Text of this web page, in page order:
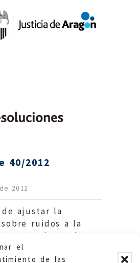
el
de las
40/2012
2012
ajustar la
sobre ruidos a la
Ayuntamiento de